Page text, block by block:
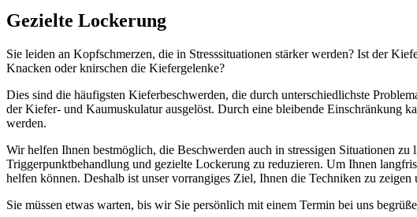
Gezielte Lockerung
Sie leiden an Kopfschmerzen, die in Stresssituationen stärker werden? Ist der
Knacken oder knirschen die Kiefergelenke?
Dies sind die häufigsten Kieferbeschwerden, die durch unterschiedlichste
der Kiefer- und Kaumuskulatur ausgelöst. Durch eine bleibende Einschränkung
werden.
Wir helfen Ihnen bestmöglich, die Beschwerden auch in stressigen Situationen
Triggerpunktbehandlung und gezielte Lockerung zu reduzieren. Um Ihnen
helfen können. Deshalb ist unser vorrangiges Ziel, Ihnen die Techniken zu
Sie müssen etwas warten, bis wir Sie persönlich mit einem Termin bei uns